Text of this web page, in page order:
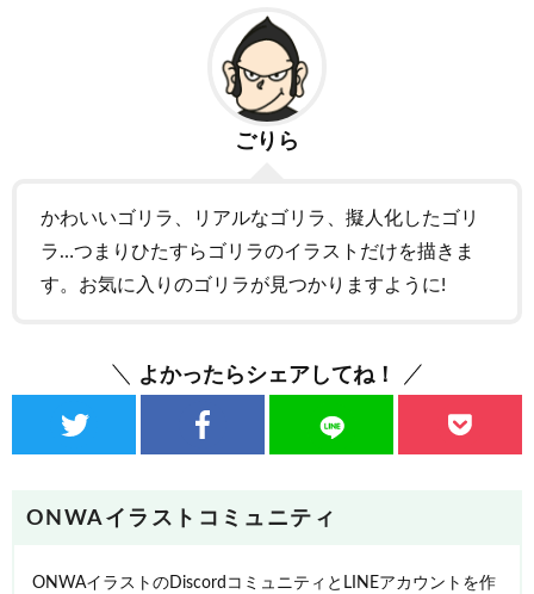
ごりら
かわいいゴリラ、リアルなゴリラ、擬人化したゴリ
ラ…つまりひたすらゴリラのイラストだけを描きま
す。お気に入りのゴリラが見つかりますように!
よかったらシェアしてね！
ONWAイラストコミュニティ
ONWAイラストのDiscordコミュニティとLINEアカウントを作